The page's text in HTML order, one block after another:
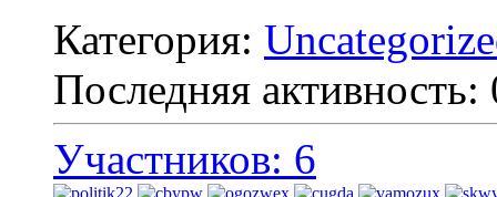
Категория:
Последняя
Участников: 6